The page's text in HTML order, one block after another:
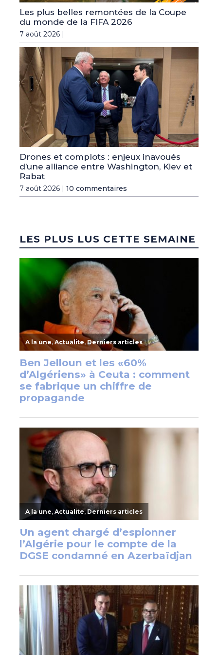
Les plus belles remontées de la Coupe
du monde de la FIFA 2026
7 août 2026 |
Drones et complots : enjeux inavoués
d’une alliance entre Washington, Kiev et
Rabat
7 août 2026 | 10 commentaires
LES PLUS LUS CETTE SEMAINE